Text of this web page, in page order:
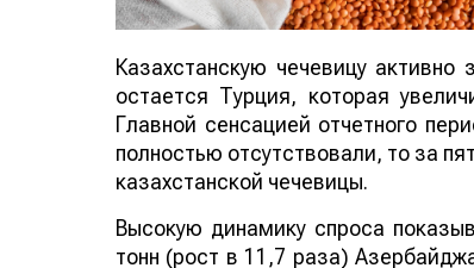
Казахстанскую чечевицу
остается Турция, которая
Главной сенсацией отчетного
полностью отсутствовали, то за
казахстанской чечевицы.
Высокую динамику спроса
тонн (рост в 11,7 раза)